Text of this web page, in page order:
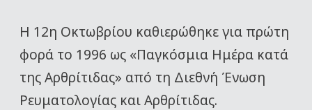
Η 12η Οκτωβρίου καθιερώθηκε για πρώτη
φορά το 1996 ως «Παγκόσμια Ημέρα κατά
της Αρθρίτιδας» από τη Διεθνή Ένωση
Ρευματολογίας και Αρθρίτιδας.